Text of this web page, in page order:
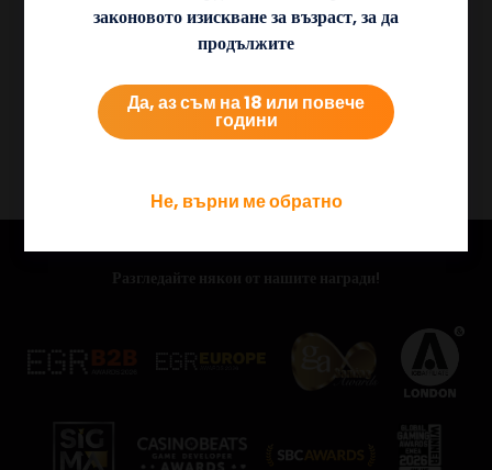
казино на живои бинго като част от многопродуктовото си
портфолио, достъпно чрез един-единствен API.
18+ | BeGambleAware.org
Разгледайте някои от нашите награди!
законовото изискване за възраст, за да
продължите
Да, аз съм на 18 или повече
години
Не, върни ме обратно